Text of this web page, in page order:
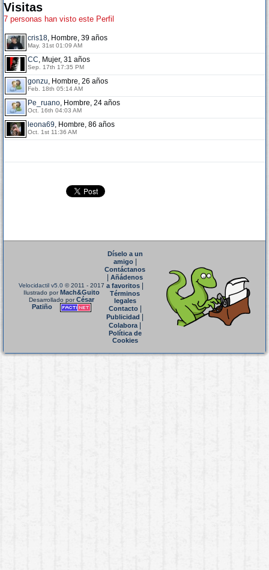
Visitas
7 personas han visto este Perfil
cris18, Hombre, 39 años
May. 31st 01:09 AM
CC, Mujer, 31 años
Sep. 17th 17:35 PM
gonzu, Hombre, 26 años
Feb. 18th 05:14 AM
Pe_ruano, Hombre, 24 años
Oct. 16th 04:03 AM
leona69, Hombre, 86 años
Oct. 1st 11:36 AM
Velocidactil v5.0 © 2011 - 2017
Ilustrado porMach&Guito
Desarrollado porCésar
Patiño
Díselo a un
amigo|
Contáctanos
Añádenos
a favoritos
Términos
legales
Contacto|
Publicidad
Colabora|
Política de
Cookies